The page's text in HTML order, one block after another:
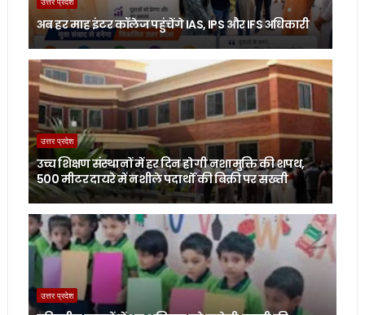
अब हर माह इंटर कॉलेज पहुंचेंगे IAS, IPS और IFS अधिकारी
उत्तर प्रदेश
उच्च शिक्षण संस्थानों में हर दिन होगी नशामुक्ति की शपथ,
500 मीटर दायरे में नशीले पदार्थों की बिक्री पर सख्ती
उत्तर प्रदेश